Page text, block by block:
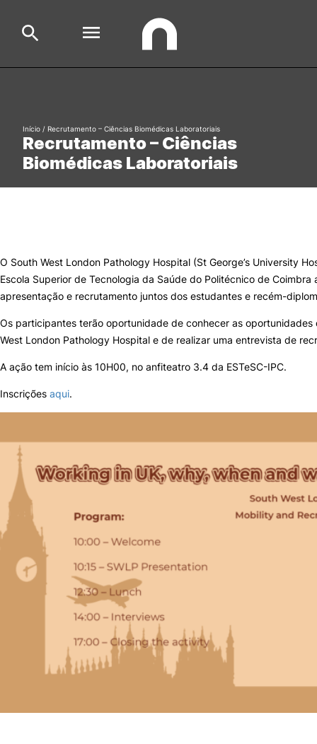
Cursos
Cooperação Internacional
©2026 Instituto Politécnico de Coimbra. Todos os direitos reservados.
Formative Offer
Recrutamento – Ciências
Biomédicas Laboratoriais
Início / Recrutamento – Ciências Biomédicas Laboratoriais
O South West London Pathology Hospital (St George’s University
Escola Superior de Tecnologia da Saúde do Politécnico de
apresentação e recrutamento juntos dos estudantes e recém-
Os participantes terão oportunidade de conhecer as
West London Pathology Hospital e de realizar uma entrevista de
A ação tem início às 10H00, no anfiteatro 3.4 da ESTeSC-IPC.
Inscrições aqui.